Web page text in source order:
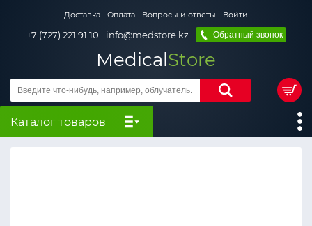
Доставка Оплата Вопросы и ответы Войти
+7 (727) 221 91 10 info@medstore.kz Обратный звонок
MedicalStore
Каталог товаров